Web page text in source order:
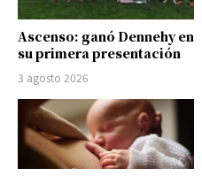
Ascenso: ganó Dennehy en
su primera presentación
3 agosto 2026